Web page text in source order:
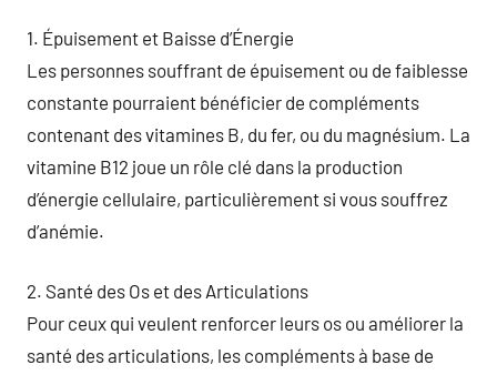
1. Épuisement et Baisse d’Énergie
Les personnes souffrant de épuisement ou de faiblesse
constante pourraient bénéficier de compléments
contenant des vitamines B, du fer, ou du magnésium. La
vitamine B12 joue un rôle clé dans la production
d’énergie cellulaire, particulièrement si vous souffrez
d’anémie.
2. Santé des Os et des Articulations
Pour ceux qui veulent renforcer leurs os ou améliorer la
santé des articulations, les compléments à base de